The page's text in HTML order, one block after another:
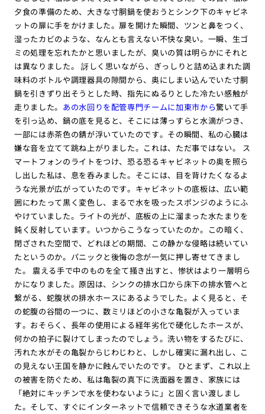
夕食の準備のため、大きな寸胴鍋を使おうとシンク下のキャビネ
ットの扉に手をかけました。扉を開けた瞬間、ツンと鼻をつく、
湿ったカビのような、なんとも言えない不快な臭い。一瞬、生ゴ
ミの処理を忘れたかと思いましたが、臭いの質は明らかにそれと
は異なりました。 訝しく思いながら、ぎっしりと詰め込まれた調
味料のボトルや調理器具の隙間から、奥にしまい込んでいた寸胴
鍋を引きずり出そうとした時、指先にぬるりとした冷たい感触が
走りました。 あの水回りを配管専門チームに加東市から驚いて手
を引っ込め、鍋の底を見ると、そこには薄っすらと水滴がつき、
一部には赤茶色の錆が浮いていたのです。その瞬間、私の心臓は
嫌な音を立てて跳ね上がりました。これは、ただ事ではない。 ス
マートフォンのライトをつけ、恐る恐るキャビネットの奥を照ら
し出した私は、息を呑みました。そこには、目を背けたくなるよ
うな光景が広がっていたのです。キャビネットの底板は、広い範
囲にわたって黒く変色し、まるで水を吸ったスポンジのようにふ
やけていました。ライトの光が、底板の上に溜まった水たまりを
鈍く反射しています。いつからこうなっていたのか。この暗く、
閉ざされた空間で、どれほどの期間、この静かな侵略は続いてい
たというのか。パニックと後悔の念が一気に押し寄せてきまし
た。 震える手で中のものを全て掻き出すと、惨状はより一層明ら
かになりました。原因は、シンクの排水口から床下の排水管へと
繋がる、蛇腹状の排水ホースにあるようでした。よく見ると、そ
の蛇腹の谷間の一つに、数ミリほどの小さな亀裂が入っていま
す。おそらく、長年の使用による経年劣化で硬化したホースが、
何かの拍子に裂けてしまったのでしょう。洗い物をするたびに、
汚れた水がその亀裂からじわじわと、しかし確実に漏れ出し、こ
の見えない王国を静かに蝕んでいたのです。 ひとまず、これ以上
の被害を防ぐため、私は亀裂の真下に洗面器を置き、家族には
「絶対にキッチンで水を使わないように」と固く言い渡しまし
た。そして、すぐにインターネットで信頼できそうな水道業者を